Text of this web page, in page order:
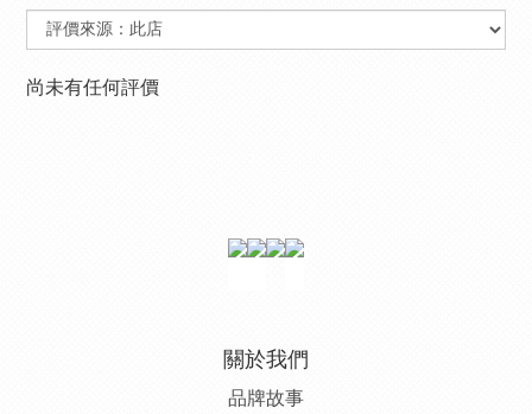
尚未有任何評價
關於我們
品牌故事